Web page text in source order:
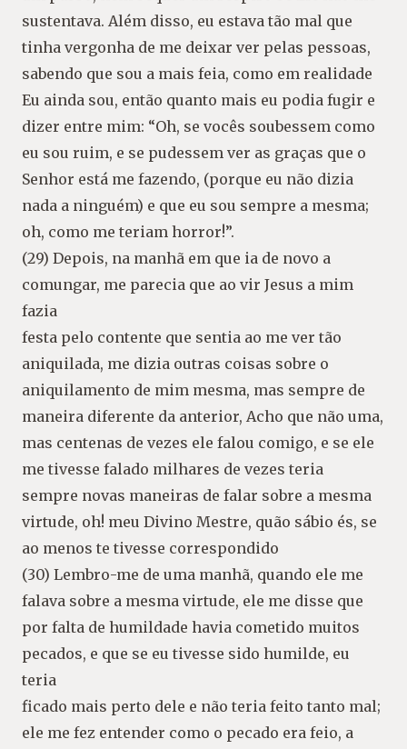
sustentava. Além disso, eu estava tão mal que
tinha vergonha de me deixar ver pelas pessoas,
sabendo que sou a mais feia, como em realidade
Eu ainda sou, então quanto mais eu podia fugir e
dizer entre mim: “Oh, se vocês soubessem como
eu sou ruim, e se pudessem ver as graças que o
Senhor está me fazendo, (porque eu não dizia
nada a ninguém) e que eu sou sempre a mesma;
oh, como me teriam horror!”.
(29) Depois, na manhã em que ia de novo a
comungar, me parecia que ao vir Jesus a mim
fazia
festa pelo contente que sentia ao me ver tão
aniquilada, me dizia outras coisas sobre o
aniquilamento de mim mesma, mas sempre de
maneira diferente da anterior, Acho que não uma,
mas centenas de vezes ele falou comigo, e se ele
me tivesse falado milhares de vezes teria
sempre novas maneiras de falar sobre a mesma
virtude, oh! meu Divino Mestre, quão sábio és, se
ao menos te tivesse correspondido
(30) Lembro-me de uma manhã, quando ele me
falava sobre a mesma virtude, ele me disse que
por falta de humildade havia cometido muitos
pecados, e que se eu tivesse sido humilde, eu
teria
ficado mais perto dele e não teria feito tanto mal;
ele me fez entender como o pecado era feio, a